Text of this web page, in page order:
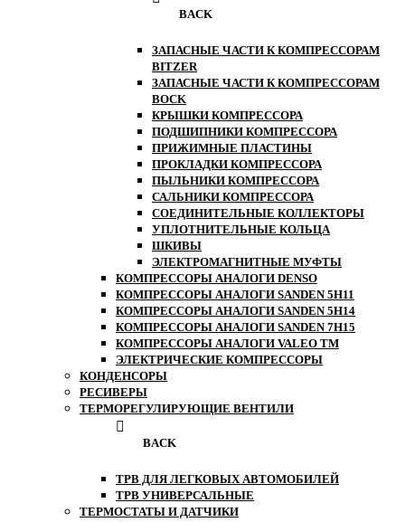
BACK
ЗАПАСНЫЕ ЧАСТИ К КОМПРЕССОРАМ
BITZER
ЗАПАСНЫЕ ЧАСТИ К КОМПРЕССОРАМ
BOCK
КРЫШКИ КОМПРЕССОРА
ПОДШИПНИКИ КОМПРЕССОРА
ПРИЖИМНЫЕ ПЛАСТИНЫ
ПРОКЛАДКИ КОМПРЕССОРА
ПЫЛЬНИКИ КОМПРЕССОРА
САЛЬНИКИ КОМПРЕССОРА
СОЕДИНИТЕЛЬНЫЕ КОЛЛЕКТОРЫ
УПЛОТНИТЕЛЬНЫЕ КОЛЬЦА
ШКИВЫ
ЭЛЕКТРОМАГНИТНЫЕ МУФТЫ
КОМПРЕССОРЫ АНАЛОГИ DENSO
КОМПРЕССОРЫ АНАЛОГИ SANDEN 5H11
КОМПРЕССОРЫ АНАЛОГИ SANDEN 5H14
КОМПРЕССОРЫ АНАЛОГИ SANDEN 7H15
КОМПРЕССОРЫ АНАЛОГИ VALEO ТМ
ЭЛЕКТРИЧЕСКИЕ КОМПРЕССОРЫ
КОНДЕНСОРЫ
РЕСИВЕРЫ
ТЕРМОРЕГУЛИРУЮЩИЕ ВЕНТИЛИ
BACK
ТРВ ДЛЯ ЛЕГКОВЫХ АВТОМОБИЛЕЙ
ТРВ УНИВЕРСАЛЬНЫЕ
ТЕРМОСТАТЫ И ДАТЧИКИ